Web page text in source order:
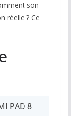
son
réelle ? Ce
PAD 8